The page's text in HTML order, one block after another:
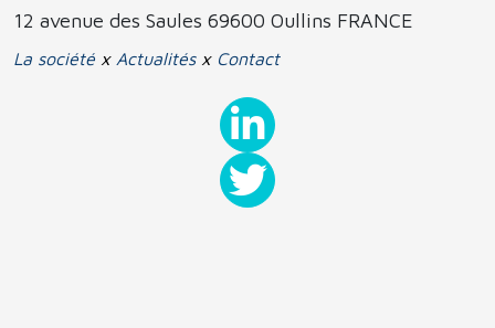
12 avenue des Saules 69600 Oullins FRANCE
La société x Actualitésx Contact